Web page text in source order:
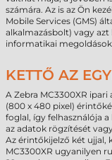
számára. Az is az Ön
Mobile Services (GMS)
alkalmazásbolt) vagy
informatikai
KETTŐ AZ
A Zebra MC3300XR
(800 x 480 pixel)
foglal, így felhasználója
az adatok rögzítését
Az érintőkijelző két ujjal,
MC3300XR ugyanilyen